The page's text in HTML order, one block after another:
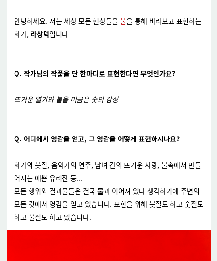
안녕하세요. 저는 세상 모든 현상들을 불을 통해 바라보고 표현하는
화가, 라상덕입니다
Q. 작가님의 작품을 단 한마디로 표현한다면 무엇인가요?
뜨거운 열기와 불을 머금은 숯의 감성
Q. 어디에서 영감을 얻고, 그 영감을 어떻게 표현하시나요?
화가의 붓질, 음악가의 연주, 남녀 간의 뜨거운 사랑, 불속에서 만들
어지는 예쁜 유리잔 등...
모든 행위와 결과물들은 결국 불과 이어져 있다 생각하기에 주변의
모든 것에서 영감을 얻고 있습니다. 표현을 위해 붓질도 하고 숯질도
하고 불질도 하고 있습니다.